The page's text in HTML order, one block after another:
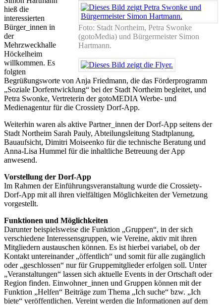
Foto: Stadt Northeim, Petra Swonke
(gotoMedia) und Bürgermeister Simon
Hartmann.
hieß die
interessierten
Bürger_innen in
der
Mehrzweckhalle
Höckelheim
willkommen. Es
folgten
Begrüßungsworte von Anja Friedmann, die das Förderprogramm
„Soziale Dorfentwicklung“ bei der Stadt Northeim begleitet, und
Petra Swonke, Vertreterin der gotoMEDIA Werbe- und
Medienagentur für die Crossiety Dorf-App.
Weiterhin waren als aktive Partner_innen der Dorf-App seitens der
Stadt Northeim Sarah Pauly, Abteilungsleitung Stadtplanung,
Bauaufsicht, Dimitri Moiseenko für die technische Beratung und
Anna-Lisa Hummel für die inhaltliche Betreuung der App
anwesend.
Vorstellung der Dorf-App
Im Rahmen der Einführungsveranstaltung wurde die Crossiety-
Dorf-App mit all ihren vielfältigen Möglichkeiten der Vernetzung
vorgestellt.
Funktionen und Möglichkeiten
Darunter beispielsweise die Funktion „Gruppen“, in der sich
verschiedene Interessensgruppen, wie Vereine, aktiv mit ihren
Mitgliedern austauschen können. Es ist hierbei variabel, ob der
Kontakt untereinander „öffentlich“ und somit für alle zugänglich
oder „geschlossen“ nur für Gruppemitglieder erfolgen soll. Unter
„Veranstaltungen“ lassen sich aktuelle Events in der Ortschaft oder
Region finden. Einwohner_innen und Gruppen können mit der
Funktion „Helfen“ Beiträge zum Thema „Ich suche“ bzw. „Ich
biete“ veröffentlichen. Vereint werden die Informationen auf dem